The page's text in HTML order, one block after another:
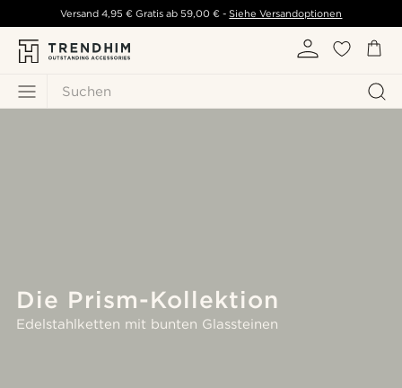
Suchen
Versand 4,95 € Gratis ab59,00 € - Siehe Versandoptionen
Die Prism-Kollektion
Edelstahlketten mit bunten Glassteinen